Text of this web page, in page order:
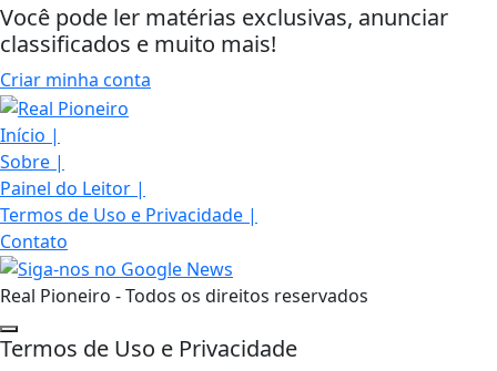
Você pode ler matérias exclusivas, anunciar
classificados e muito mais!
Criar minha conta
Início |
Sobre |
Painel do Leitor |
Termos de Uso e Privacidade |
Contato
Real Pioneiro - Todos os direitos reservados
Termos de Uso e Privacidade